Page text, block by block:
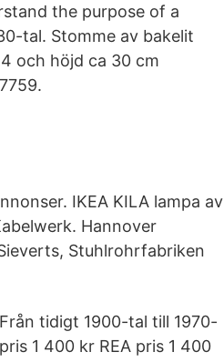
the purpose of a
tal. Stomme av bakelit
och höjd ca 30 cm
IKEA KILA lampa av
Hannover
Stuhlrohrfabriken
tidigt 1900-tal till 1970-
1 400 kr REA pris 1 400